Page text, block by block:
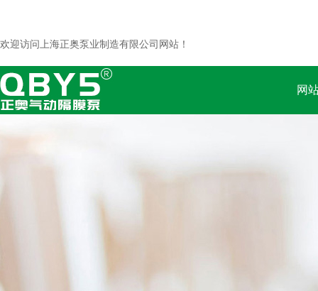
欢迎访问上海正奥泵业制造有限公司网站！
网